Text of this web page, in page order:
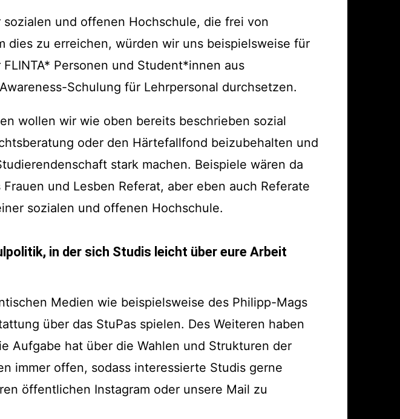
und offenen Hochschule, die frei von
zu erreichen, würden wir uns beispielsweise für
Personen und Student*innen aus
Schulung für Lehrpersonal durchsetzen.
wollen wir wie oben bereits beschrieben sozial
oder den Härtefallfond beizubehalten und
stark machen. Beispiele wären da
und Lesben Referat, aber eben auch Referate
sozialen und offenen Hochschule.
in der sich Studis leicht über eure Arbeit
Medien wie beispielsweise des Philipp-Mags
über das StuPas spielen. Des Weiteren haben
Aufgabe hat über die Wahlen und Strukturen der
immer offen, sodass interessierte Studis gerne
öffentlichen Instagram oder unsere Mail zu